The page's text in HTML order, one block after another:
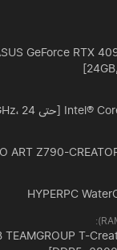
GeForce RTX
Intel® [حتى 6.0GHz، 24 نواة]
ART Z790-
HYPERPC
TEAMGROUP T-